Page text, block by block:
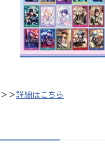
＞＞詳細はこちら